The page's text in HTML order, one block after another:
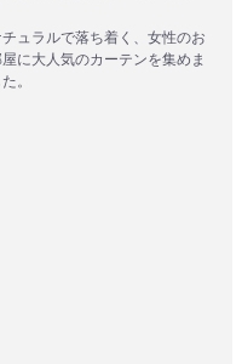
ュラルで落ち着く、女性のお
に大人気のカーテンを集めま
。